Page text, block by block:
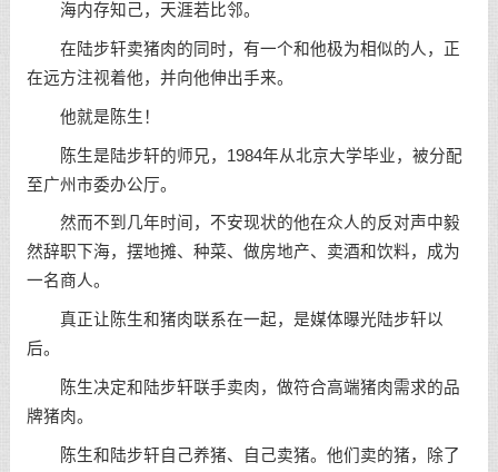
海内存知己，天涯若比邻。
在陆步轩卖猪肉的同时，有一个和他极为相似的人，正
在远方注视着他，并向他伸出手来。
他就是陈生！
陈生是陆步轩的师兄，1984年从北京大学毕业，被分配
至广州市委办公厅。
然而不到几年时间，不安现状的他在众人的反对声中毅
然辞职下海，摆地摊、种菜、做房地产、卖酒和饮料，成为
一名商人。
真正让陈生和猪肉联系在一起，是媒体曝光陆步轩以
后。
陈生决定和陆步轩联手卖肉，做符合高端猪肉需求的品
牌猪肉。
陈生和陆步轩自己养猪、自己卖猪。他们卖的猪，除了